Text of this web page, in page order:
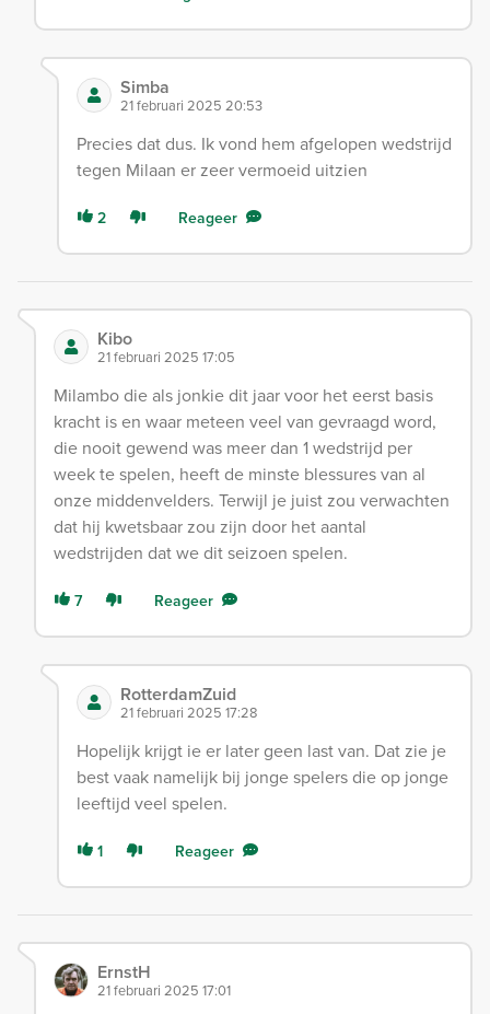
Simba
21 februari 2025 20:53
Precies dat dus. Ik vond hem afgelopen wedstrijd
tegen Milaan er zeer vermoeid uitzien
2 Reageer
Kibo
21 februari 2025 17:05
Milambo die als jonkie dit jaar voor het eerst basis
kracht is en waar meteen veel van gevraagd word,
die nooit gewend was meer dan 1 wedstrijd per
week te spelen, heeft de minste blessures van al
onze middenvelders. Terwijl je juist zou verwachten
dat hij kwetsbaar zou zijn door het aantal
wedstrijden dat we dit seizoen spelen.
7 Reageer
RotterdamZuid
21 februari 2025 17:28
Hopelijk krijgt ie er later geen last van. Dat zie je
best vaak namelijk bij jonge spelers die op jonge
leeftijd veel spelen.
1 Reageer
ErnstH
21 februari 2025 17:01